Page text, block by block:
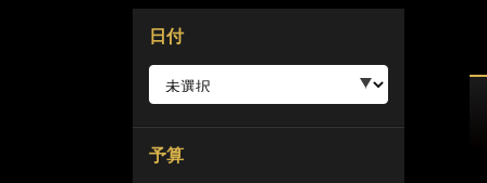
日付
予算